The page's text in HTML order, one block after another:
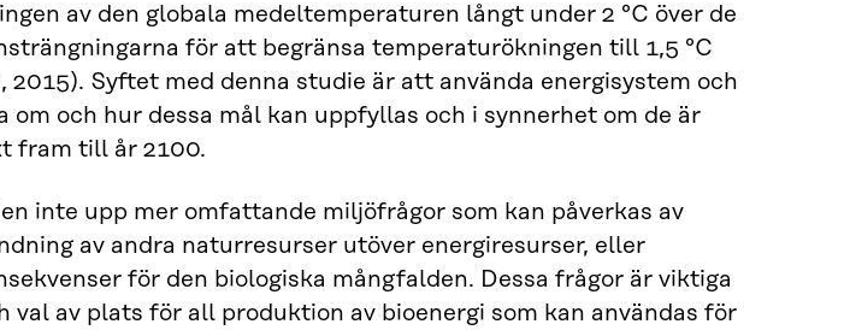
av den globala medeltemperaturen långt under 2 °C över de
för att begränsa temperaturökningen till 1,5 °C
Syftet med denna studie är att använda energisystem och
och hur dessa mål kan uppfyllas och i synnerhet om de är
fram till år 2100.
inte upp mer omfattande miljöfrågor som kan påverkas av
av andra naturresurser utöver energiresurser, eller
för den biologiska mångfalden. Dessa frågor är viktiga
av plats för all produktion av bioenergi som kan användas för